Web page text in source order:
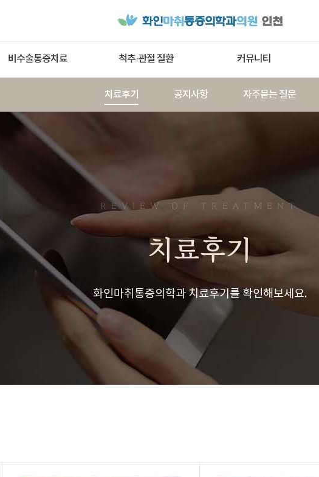
비수술통증치료 척추·관절 질환 커뮤니티
치료후기 공지사항 자주묻는 질문
REVIEW OF TREATMENT
치료후기
화인마취통증의학과 치료후기를 확인해보세요.